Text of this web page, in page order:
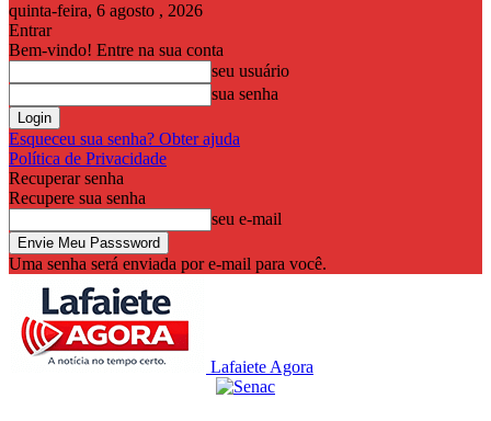
quinta-feira, 6 agosto , 2026
Entrar
Bem-vindo! Entre na sua conta
seu usuário
sua senha
Esqueceu sua senha? Obter ajuda
Política de Privacidade
Recuperar senha
Recupere sua senha
seu e-mail
Uma senha será enviada por e-mail para você.
Lafaiete Agora